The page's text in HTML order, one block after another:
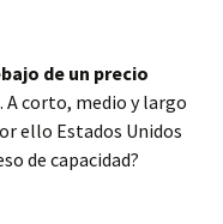
de un precio
. A corto, medio y largo
ello Estados Unidos
de capacidad?